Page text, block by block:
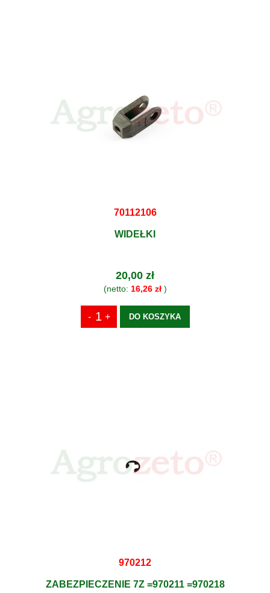
70112106
WIDEŁKI
20,00 zł
(netto: 16,26 zł)
DO KOSZYKA
970212
ZABEZPIECZENIE 7Z =970211 =970218